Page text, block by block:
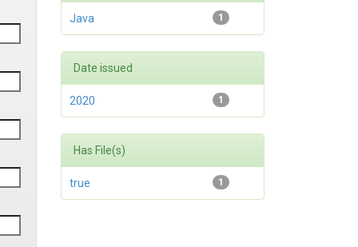
1
Java
Date issued
1
2020
Has File(s)
1
true